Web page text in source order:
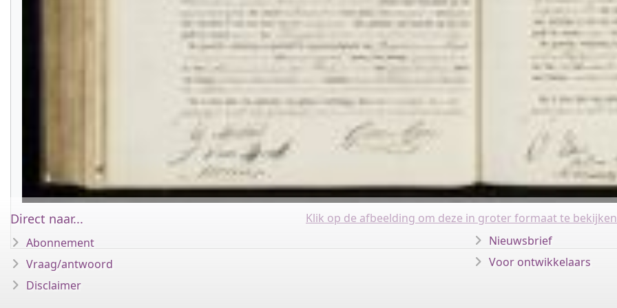
Klik op de afbeelding om deze in groter formaat te
Direct naar...
Abonnement
Vraag/antwoord
Disclaimer
Nieuwsbrief
Voor ontwikkelaars